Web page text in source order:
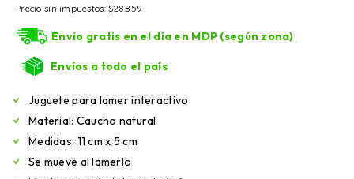
Precio sin impuestos:$28.859
Envío gratis en el día en MDP (según zona)
Envíos a todo el país
Juguete para lamer interactivo
Material: Caucho natural
Medidas: 11 cm x 5 cm
Se mueve al lamerlo